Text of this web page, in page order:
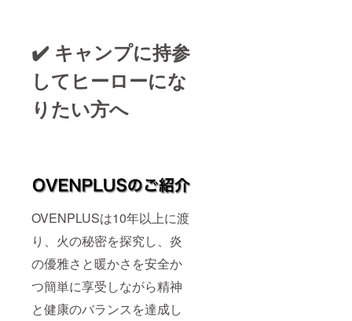
✔️ キャンプに持参
してヒーローにな
りたい方へ
OVENPLUSは10年以上に渡
り、火の秘密を探究し、炎
の優雅さと暖かさを安全か
つ簡単に享受しながら精神
と健康のバランスを達成し